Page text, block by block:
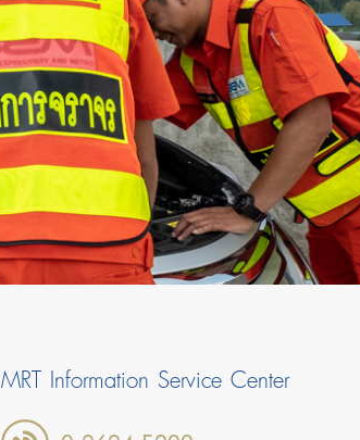
MRT Information Service Center